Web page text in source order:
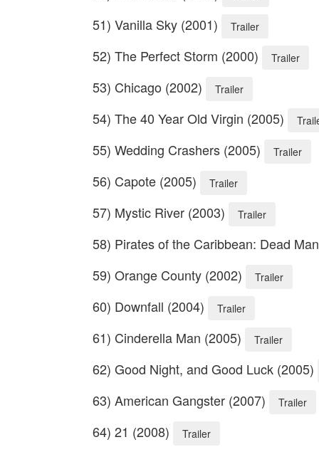
51) Vanilla Sky (2001) Trailer
52) The Perfect Storm (2000) Trailer
53) Chicago (2002) Trailer
54) The 40 Year Old Virgin (2005)
55) Wedding Crashers (2005) Trailer
56) Capote (2005) Trailer
57) Mystic River (2003) Trailer
58) Pirates of the Caribbean: Dead
59) Orange County (2002)
Trailer
60) Downfall (2004) Trailer
61) Cinderella Man (2005) Trailer
62) Good Night, and Good Luck (2005)
63) American Gangster (2007)
Trailer
64) 21 (2008) Trailer